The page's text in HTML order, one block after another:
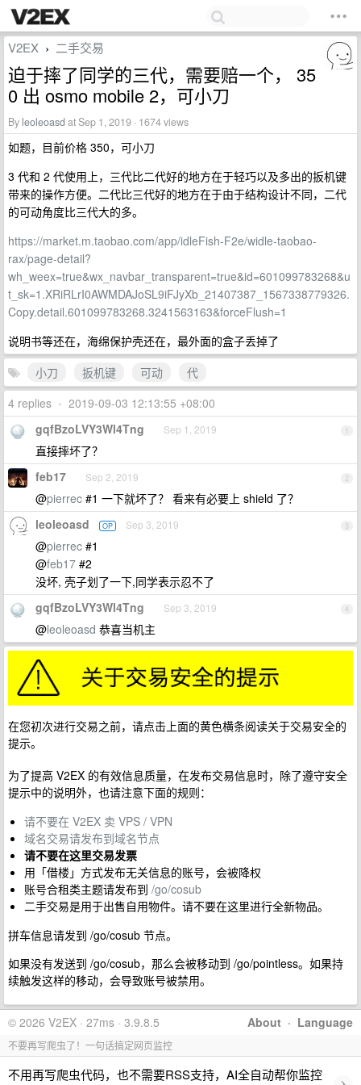
V2EX › 二手交易
迫于摔了同学的三代，需要赔一个， 35
0 出 osmo mobile 2，可小刀
By leoleoasd at Sep 1, 2019 · 1674 views
如题，目前价格 350，可小刀
3 代和 2 代使用上，三代比二代好的地方在于轻巧以及多出的扳机键
带来的操作方便。二代比三代好的地方在于由于结构设计不同，二代
的可动角度比三代大的多。
https://market.m.taobao.com/app/idleFish-F2e/widle-taobao-
rax/page-detail?
wh_weex=true&wx_navbar_transparent=true&id=601099783268&u
t_sk=1.XRiRLrI0AWMDAJoSL9iFJyXb_21407387_1567338779326.
Copy.detail.601099783268.3241563163&forceFlush=1
说明书等还在，海绵保护壳还在，最外面的盒子丢掉了
小刀
扳机键 可动
代
4 replies • 2019-09-03 12:13:55 +08:00
1
gqfBzoLVY3Wl4Tng Sep 1, 2019
直接摔坏了？
2
feb17 Sep 2, 2019
@pierrec #1 一下就坏了？ 看来有必要上 shield 了？
3
leoleoasd OP Sep 3, 2019
@pierrec #1
@feb17 #2
没坏, 壳子划了一下,同学表示忍不了
4
gqfBzoLVY3Wl4Tng Sep 3, 2019
@leoleoasd 恭喜当机主
在您初次进行交易之前，请点击上面的黄色横条阅读关于交易安全的
提示。
为了提高 V2EX 的有效信息质量，在发布交易信息时，除了遵守安全
提示中的说明外，也请注意下面的规则：
请不要在 V2EX 卖 VPS / VPN
域名交易请发布到域名节点
请不要在这里交易发票
用「借楼」方式发布无关信息的账号，会被降权
账号合租类主题请发布到 /go/cosub
二手交易是用于出售自用物件。请不要在这里进行全新物品。
拼车信息请发到 /go/cosub 节点。
如果没有发送到 /go/cosub，那么会被移动到 /go/pointless。如果持
续触发这样的移动，会导致账号被禁用。
About · Language
© 2026 V2EX · 27ms · 3.9.8.5
不要再写爬虫了！一句话搞定网页监控
不用再写爬虫代码，也不需要RSS支持，AI全自动帮你监控